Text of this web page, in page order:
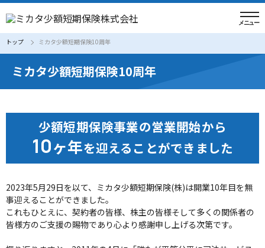
トップ ミカタ少額短期保険10周年
ミカタ少額短期保険10周年
少額短期保険事業の営業開始から
10ヶ年を迎えることができました
2023年5月29日を以て、ミカタ少額短期保険(株)は開業10年目を無
事迎えることができました。
これもひとえに、契約者の皆様、株主の皆様そして多くの関係者の
皆様方のご支援の賜物であり心より感謝申し上げる次第です。